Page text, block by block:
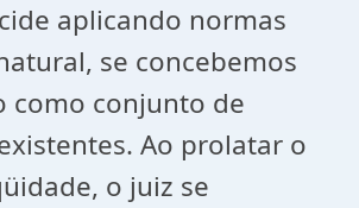
aplicando normas
se concebemos
como conjunto de
Ao prolatar o
o juiz se